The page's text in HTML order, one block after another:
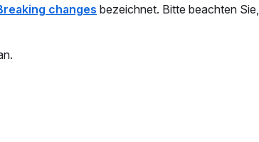
changes bezeichnet. Bitte beachten Sie,